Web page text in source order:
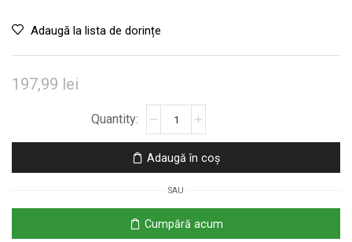
Adaugă la lista de dorințe
197,99 lei
Memory
Foam
60x40x10
cm
Crem
Adaugă în coș
SAU
Cumpără acum